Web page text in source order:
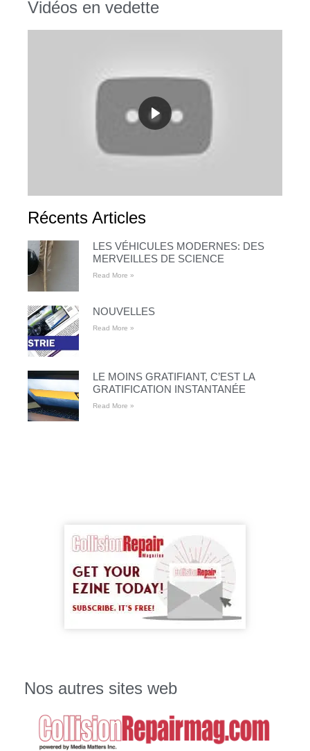
Vidéos en vedette
Récents Articles
LES VÉHICULES MODERNES: DES
MERVEILLES DE SCIENCE
Read More »
NOUVELLES
Read More »
LE MOINS GRATIFIANT, C’EST LA
GRATIFICATION INSTANTANÉE
Read More »
Nos autres sites web